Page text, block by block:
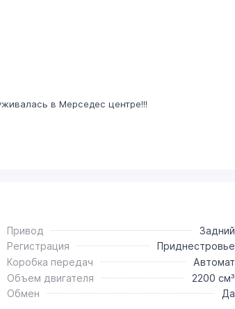
в Мерседес центре!!!
Привод
Задний
Регистрация
Приднестровье
Коробка передач
Автомат
Объем двигателя
2200 см³
Обмен
Да